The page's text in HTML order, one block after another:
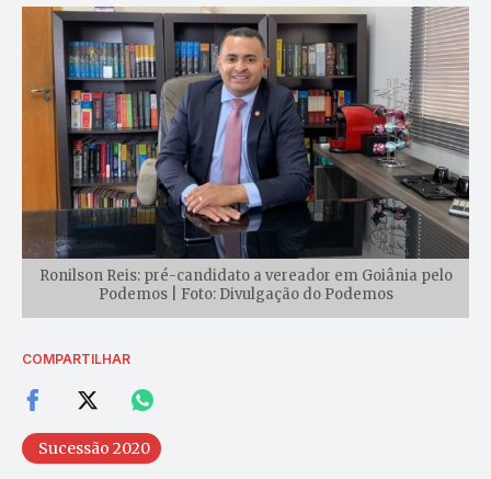
Ronilson Reis: pré-candidato a vereador em Goiânia pelo
Podemos | Foto: Divulgação do Podemos
COMPARTILHAR
Sucessão 2020